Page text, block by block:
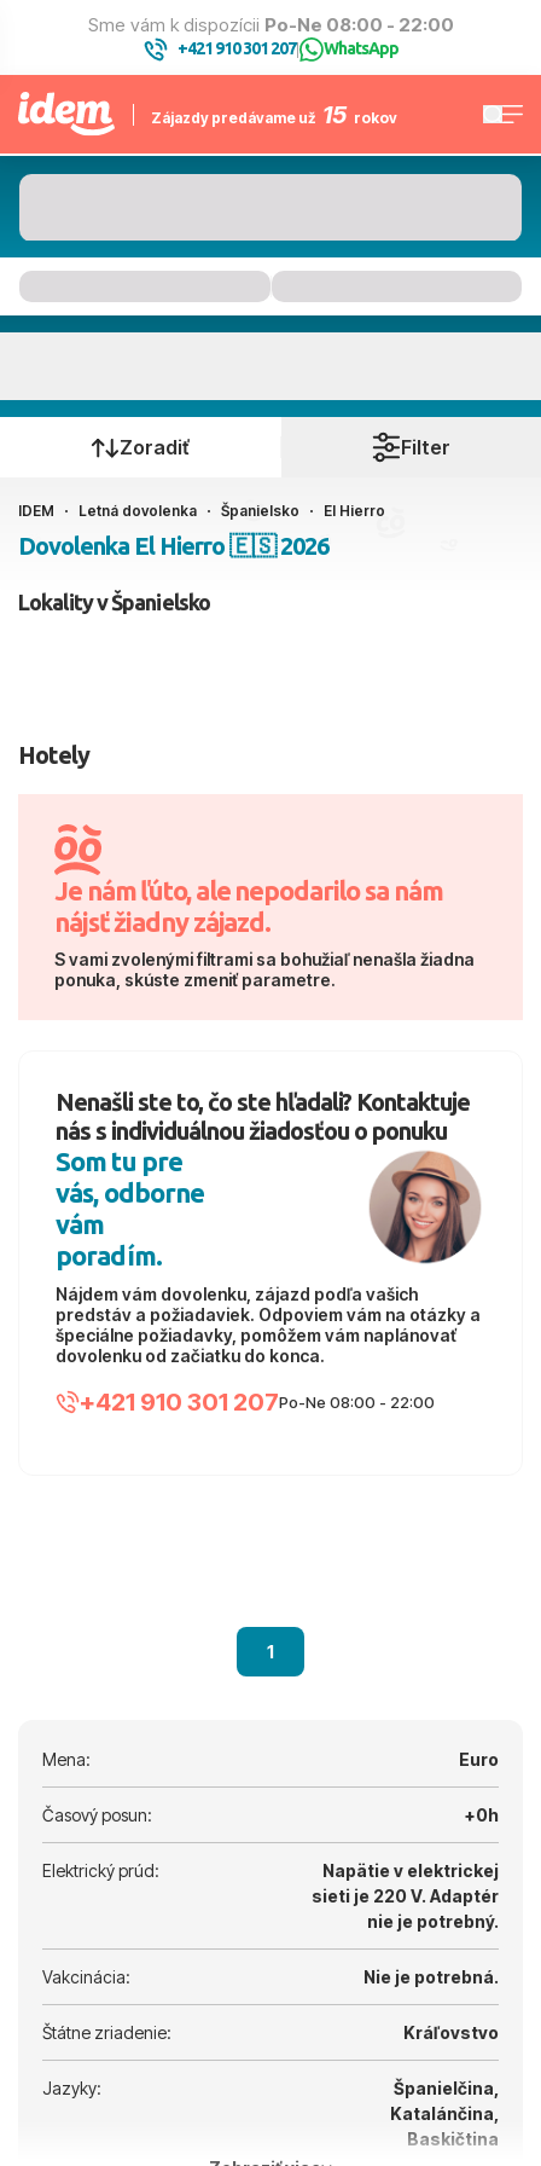
Sme vám k dispozícii Po-Ne 08:00 - 22:00
+421 910 301 207| WhatsApp
Zájazdy predávame už 15 rokov
Kedy cestujete?
Ako cestujete?
2 dospelí, 0 deti
Zoradiť Filter
IDEM Letná dovolenka Španielsko El Hierro
Dovolenka El Hierro 🇪🇸 2026
Lokality v Španielsko
Hotely
Je nám ľúto, ale nepodarilo sa nám
nájsť žiadny zájazd.
S vami zvolenými filtrami sa bohužiaľ nenašla žiadna
ponuka, skúste zmeniť parametre.
Nenašli ste to, čo ste hľadali? Kontaktuje
nás s individuálnou žiadosťou o ponuku
Som tu pre
vás, odborne
vám
poradím.
Nájdem vám dovolenku, zájazd podľa vašich
predstáv a požiadaviek. Odpoviem vám na otázky a
špeciálne požiadavky, pomôžem vám naplánovať
dovolenku od začiatku do konca.
+421 910 301 207Po-Ne 08:00 - 22:00
1
Mena: Euro
Časový posun: +0h
Elektrický prúd:
Napätie v elektrickej
sieti je 220 V. Adaptér
nie je potrebný.
Vakcinácia: Nie je potrebná.
Štátne zriadenie: Kráľovstvo
Jazyky:
Španielčina,
Katalánčina,
Baskičtina